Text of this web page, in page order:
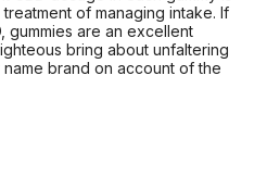
of managing intake. If
gummies are an excellent
bring about unfaltering
brand on account of the